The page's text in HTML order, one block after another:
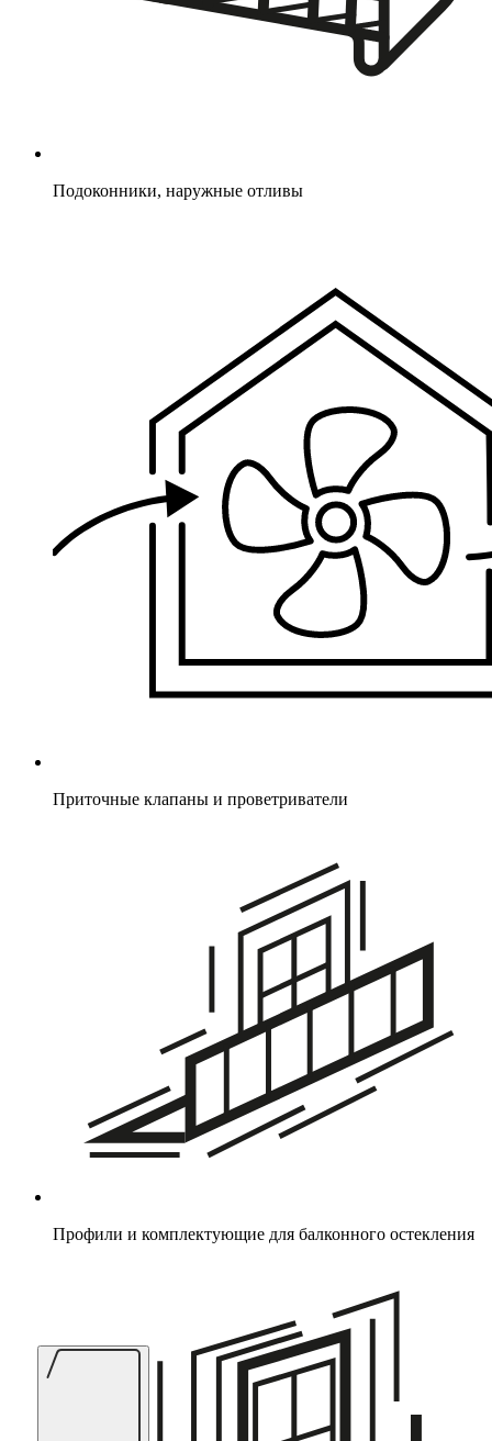
Подоконники, наружные отливы
Приточные клапаны и проветриватели
Профили и комплектующие для балконного остекления